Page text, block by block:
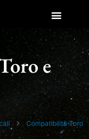
e
Compatibilità Toro